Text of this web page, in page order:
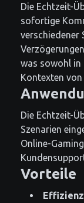
Die Echtzeit-
sofortige
verschiedener
was sowohl in
Kontexten
Die Echtzeit-
Szenarien
Online-
Vorteile